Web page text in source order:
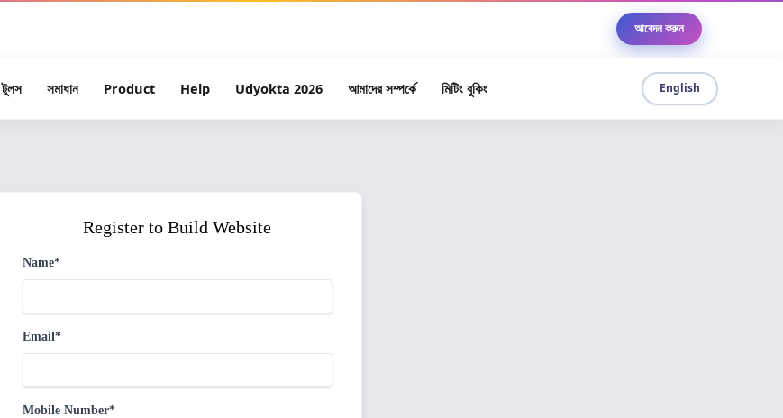
আবেদন করুন
টুলস সমাধান Product Help Udyokta 2026 আমাদের সম্পর্কে মিটিং বুকিং English
Register to Build Website
Name*
Email*
Mobile Number*